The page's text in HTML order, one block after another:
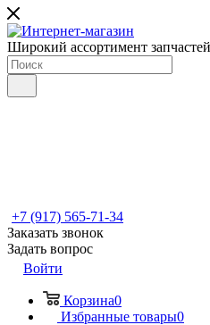
Широкий ассортимент
+7 (917) 565-71-34
Заказать звонок
Задать вопрос
Войти
Корзина0
Избранные товары0